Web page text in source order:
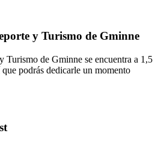
y Turismo de Gminne
Turismo de Gminne se encuentra a 1,5
podrás dedicarle un momento